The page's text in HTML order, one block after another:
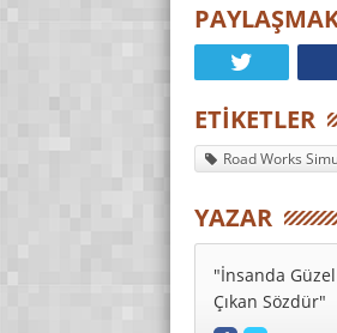
ETIKETLER
Road Works
YAZAR
"İnsanda
Çıkan Sözdür"